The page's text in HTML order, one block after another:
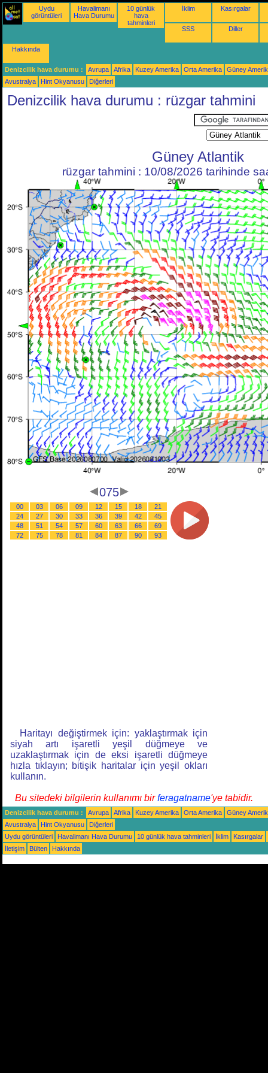
Uydu
görüntüleri
Havalimanı
Hava Durumu
10 günlük
hava
tahminleri
İklim Kasırgalar
SSS Diller
Hakkında
Denizcilik hava durumu : Avrupa Afrika Kuzey Amerika Orta Amerika
Güney
Avustralya
Hint Okyanusu Diğerleri
Denizcilik hava durumu : rüzgar tahmini
Güney Atlantik
rüzgar tahmini : 10/08/2026 tarihinde
075
00 03 06 09 12 15 18
21
24
27 30 33 36 39 42
45
48
51 54 57 60 63 66
69
72
75 78 81 84 87 90 93
Haritayı değiştirmek için: yaklaştırmak için
siyah artı işaretli yeşil düğmeye ve
uzaklaştırmak için de eksi işaretli düğmeye
hızla tıklayın; bitişik haritalar için yeşil okları
kullanın.
Bu sitedeki bilgilerin kullanımı birferagatname'ye tabidir.
Denizcilik hava durumu : Avrupa Afrika Kuzey Amerika Orta Amerika
Güney
Avustralya
Hint Okyanusu
Diğerleri
Uydu görüntüleri
Havalimanı Hava Durumu 10 günlük hava tahminleri İklim
Kasırgalar
İletişim
Bülten Hakkında